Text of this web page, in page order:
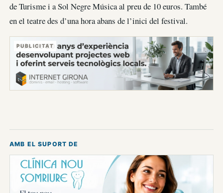
de Turisme i a Sol Negre Música al preu de 10 euros. També
en el teatre des d’una hora abans de l’inici del festival.
PUBLICITAT
AMB EL SUPORT DE